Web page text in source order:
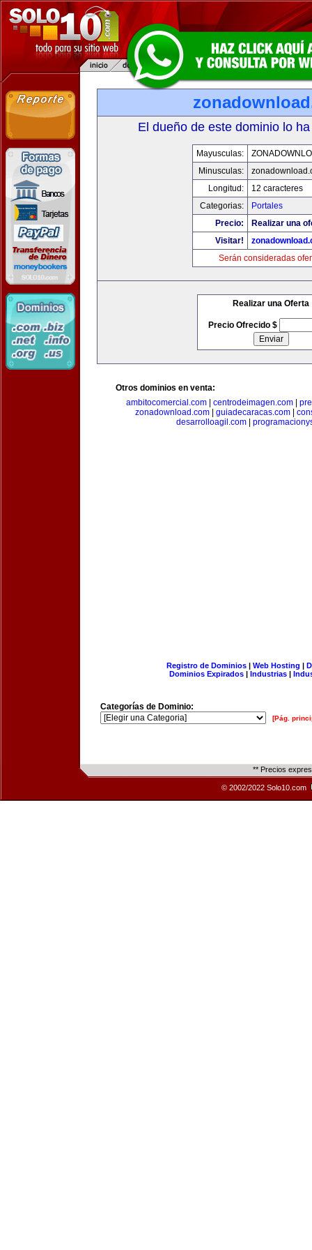
El dueño de este dominio lo
Mayusculas:
Minusculas:
Longitud:
12 caracteres
Categorias:
Portales
Precio:
Realizar una
Visitar!
Serán consideradas
Realizar una Oferta
Precio Ofrecido $
Otros dominios en venta:
ambitocomercial.com| centrodeimagen.com|
zonadownload.com
guiadecaracas.com
desarrolloagil.com
Registro de Dominios| Web Hosting |
Dominios Expirados | Industrias |
Categorías de Dominio:
[Pág.
** Precios
© 2002/2022 Solo10.com